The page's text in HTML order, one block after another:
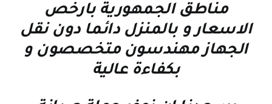
مناطق الجمهورية بارخص
الاسعار و بالمنزل دائما دون نقل
الجهاز مهندسون متخصصون و
بكفاءة عالية